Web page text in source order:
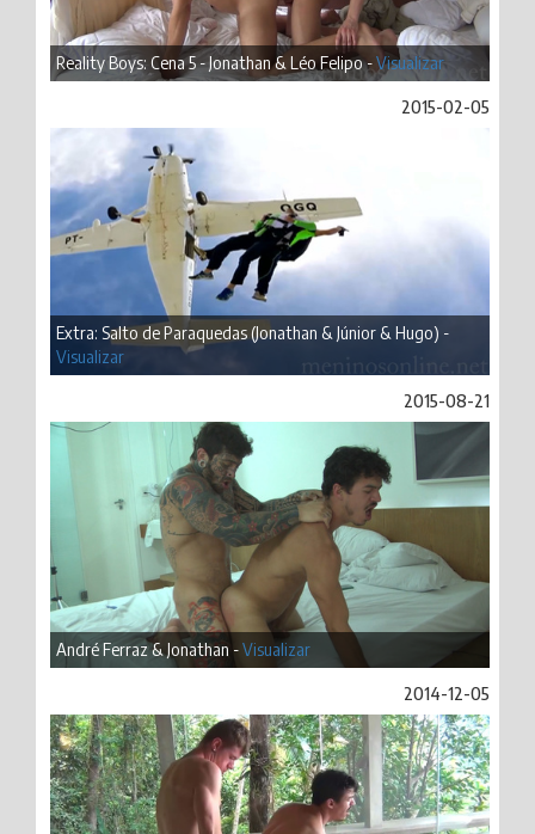
Reality Boys: Cena 5 - Jonathan & Léo Felipo -Visualizar
2015-02-05
Extra: Salto de Paraquedas (Jonathan & Júnior & Hugo) -
Visualizar
2015-08-21
André Ferraz & Jonathan -Visualizar
2014-12-05